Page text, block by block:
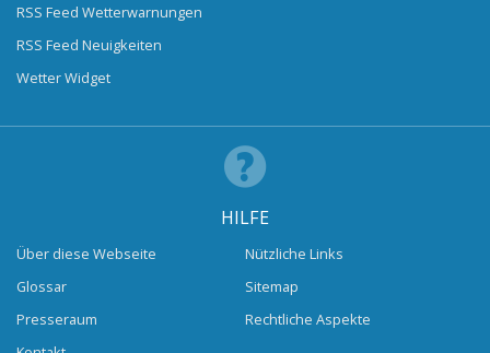
RSS Feed Wetterwarnungen
RSS Feed Neuigkeiten
Wetter Widget
HILFE
Über diese Webseite
Glossar
Presseraum
Nützliche Links
Sitemap
Rechtliche Aspekte